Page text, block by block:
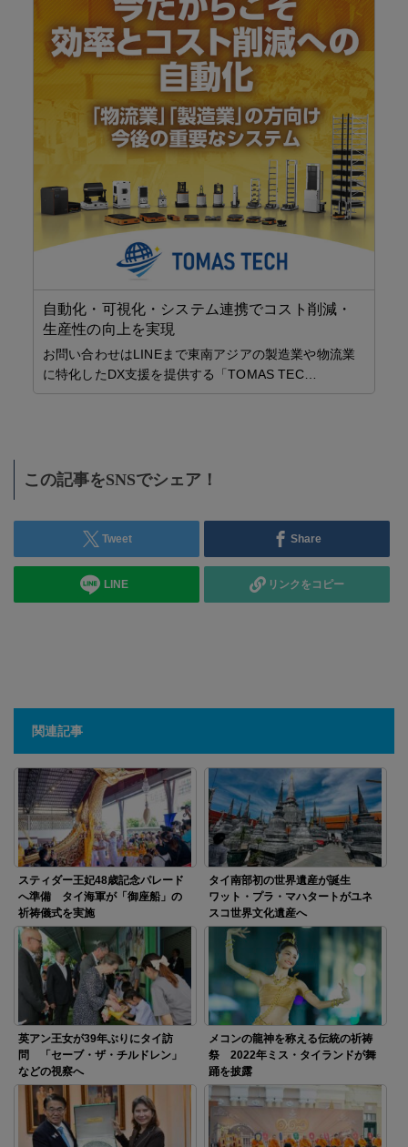
自動化・可視化・システム連携でコスト削減・
生産性の向上を実現
お問い合わせはLINEまで東南アジアの製造業や物流業
に特化したDX支援を提供する「TOMAS TEC…
この記事をSNSでシェア！
Tweet Share
LINE リンクをコピー
関連記事
スティダー王妃48歳記念パレード
へ準備 タイ海軍が「御座船」の
祈祷儀式を実施
タイ南部初の世界遺産が誕生
ワット・プラ・マハタートがユネ
スコ世界文化遺産へ
英アン王女が39年ぶりにタイ訪
問 「セーブ・ザ・チルドレン」
などの視察へ
メコンの龍神を称える伝統の祈祷
祭 2022年ミス・タイランドが舞
踊を披露